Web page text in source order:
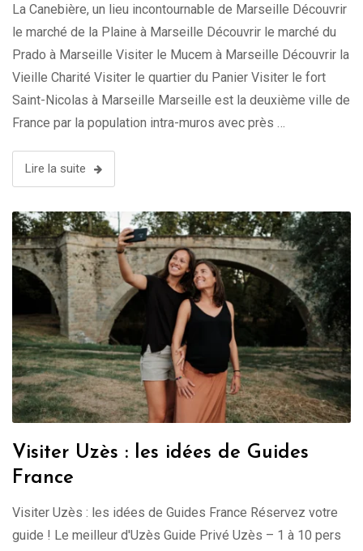
La Canebière, un lieu incontournable de Marseille Découvrir
le marché de la Plaine à Marseille Découvrir le marché du
Prado à Marseille Visiter le Mucem à Marseille Découvrir la
Vieille Charité Visiter le quartier du Panier Visiter le fort
Saint-Nicolas à Marseille Marseille est la deuxième ville de
France par la population intra-muros avec près …
Lire la suite
Visiter Uzès : les idées de Guides
France
Visiter Uzès : les idées de Guides France Réservez votre
guide ! Le meilleur d'Uzès Guide Privé Uzès – 1 à 10 pers